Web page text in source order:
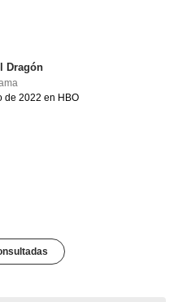
Dragón
de 2022 en HBO